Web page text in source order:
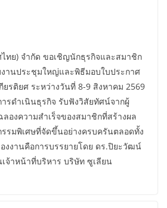
ทย) จำกัด ขอเชิญนักธุรกิจและสมาชิก
านประชุมใหญ่และพิธีมอบใบประกาศ
ยรติยศ ระหว่างวันที่ 8-9 สิงหาคม 2569
ารดำเนินธุรกิจ รับฟังวิสัยทัศน์จากผู้
องความสำเร็จของสมาชิกที่สร้างผล
รมพิเศษที่จัดขึ้นอย่างครบครันตลอดทั้ง
งงานคือการบรรยายโดย ดร.ปิยะวัฒน์
จ้าหน้าที่บริหาร บริษัท ซูเลียน